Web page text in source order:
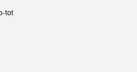
tot